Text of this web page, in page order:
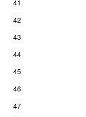
41
42
43
44
45
46
47